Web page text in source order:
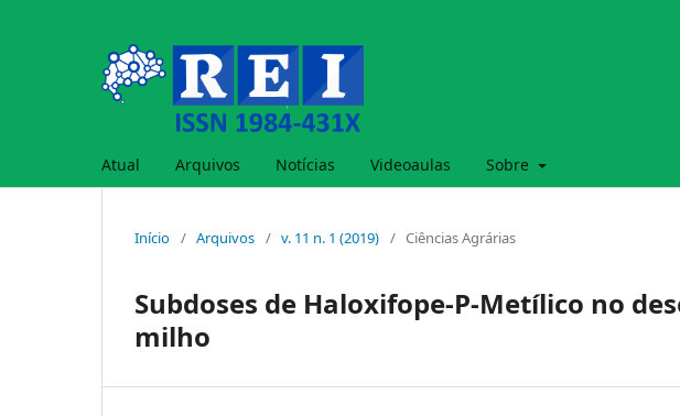
Atual Arquivos Notícias Videoaulas Sobre
Início / Arquivos / v. 11 n. 1 (2019) / Ciências Agrárias
Subdoses de Haloxifope-P-Metílico no
milho